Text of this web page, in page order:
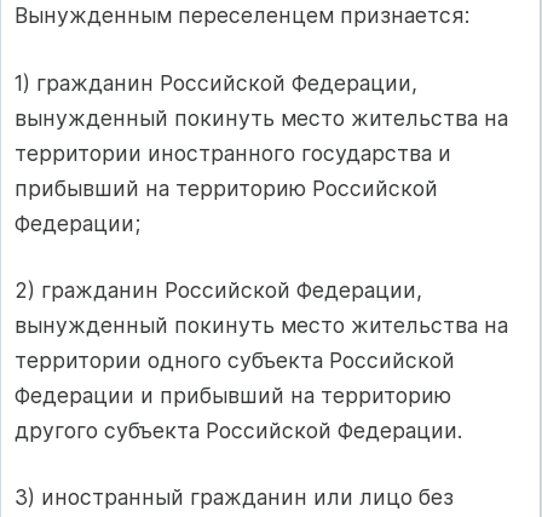
Вынужденным переселенцем признается:
1) гражданин Российской Федерации,
вынужденный покинуть место жительства на
территории иностранного государства и
прибывший на территорию Российской
Федерации;
2) гражданин Российской Федерации,
вынужденный покинуть место жительства на
территории одного субъекта Российской
Федерации и прибывший на территорию
другого субъекта Российской Федерации.
3) иностранный гражданин или лицо без